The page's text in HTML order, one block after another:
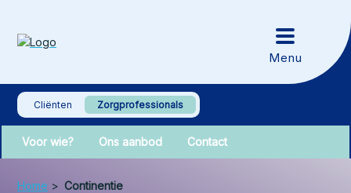
Cliënten Zorgprofessionals
Voor wie? Ons aanbod Contact
Home > Continentie